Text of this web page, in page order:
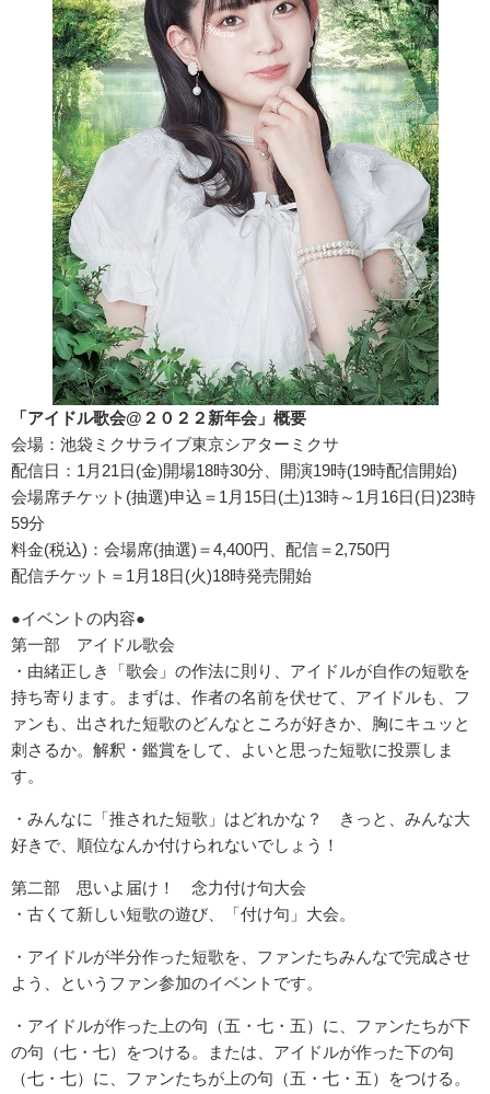
「アイドル歌会@２０２２新年会」概要
会場：池袋ミクサライブ東京シアターミクサ
配信日：1月21日(金)開場18時30分、開演19時(19時配信開始)
会場席チケット(抽選)申込＝1月15日(土)13時～1月16日(日)23時
59分
料金(税込)：会場席(抽選)＝4,400円、配信＝2,750円
配信チケット＝1月18日(火)18時発売開始
●イベントの内容●
第一部 アイドル歌会
・由緒正しき「歌会」の作法に則り、アイドルが自作の短歌を
持ち寄ります。まずは、作者の名前を伏せて、アイドルも、フ
ァンも、出された短歌のどんなところが好きか、胸にキュッと
刺さるか。解釈・鑑賞をして、よいと思った短歌に投票しま
す。
・みんなに「推された短歌」はどれかな？ きっと、みんな大
好きで、順位なんか付けられないでしょう！
第二部 思いよ届け！ 念力付け句大会
・古くて新しい短歌の遊び、「付け句」大会。
・アイドルが半分作った短歌を、ファンたちみんなで完成させ
よう、というファン参加のイベントです。
・アイドルが作った上の句（五・七・五）に、ファンたちが下
の句（七・七）をつける。または、アイドルが作った下の句
（七・七）に、ファンたちが上の句（五・七・五）をつける。